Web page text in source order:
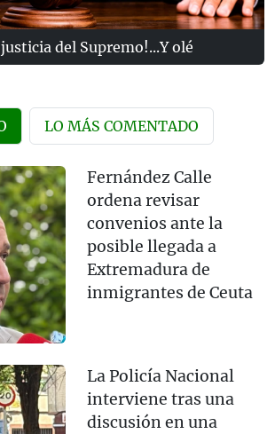
del Supremo!...Y olé
LO MÁS COMENTADO
Fernández Calle
ordena revisar
convenios ante la
posible llegada a
Extremadura de
inmigrantes de Ceuta
La Policía Nacional
interviene tras una
discusión en una